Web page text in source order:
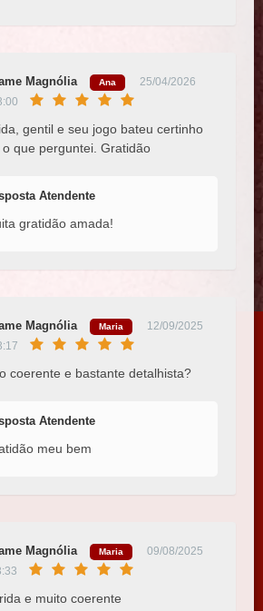
Magnólia Ana
25/04/2026
gentil e seu jogo bateu certinho
o que perguntei. Gratidão
Atendente
gratidão amada!
Magnólia Maria
12/09/2025
coerente e bastante detalhista?
Atendente
meu bem
Magnólia Maria
09/08/2025
e muito coerente